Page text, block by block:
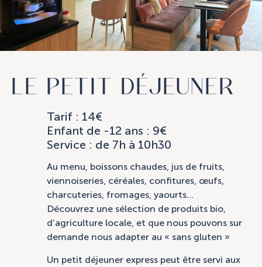
LE PETIT DÉJEUNER
Tarif : 14€
Enfant de -12 ans : 9€
Service : de 7h à 10h30
Au menu, boissons chaudes, jus de fruits,
viennoiseries, céréales, confitures, œufs,
charcuteries, fromages, yaourts…
Découvrez une sélection de produits bio,
d’agriculture locale, et que nous pouvons sur
demande nous adapter au « sans gluten »
Un petit déjeuner express peut être servi aux